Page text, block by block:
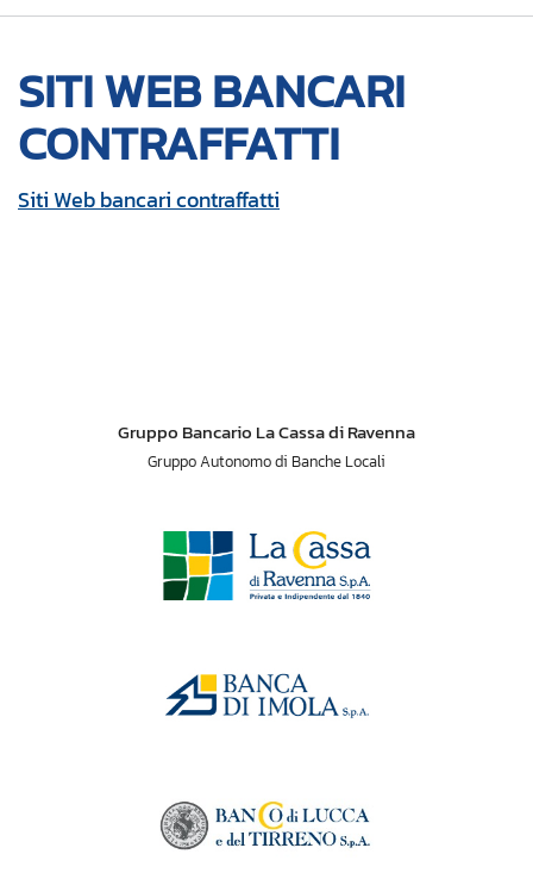
SITI WEB BANCARI
CONTRAFFATTI
Siti Web bancari contraffatti
Gruppo Bancario La Cassa di Ravenna
Gruppo Autonomo di Banche Locali